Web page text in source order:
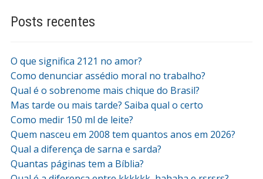
Posts recentes
O que significa 2121 no amor?
Como denunciar assédio moral no trabalho?
Qual é o sobrenome mais chique do Brasil?
Mas tarde ou mais tarde? Saiba qual o certo
Como medir 150 ml de leite?
Quem nasceu em 2008 tem quantos anos em 2026?
Qual a diferença de sarna e sarda?
Quantas páginas tem a Bíblia?